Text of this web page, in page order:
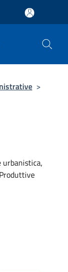
>
urbanistica,